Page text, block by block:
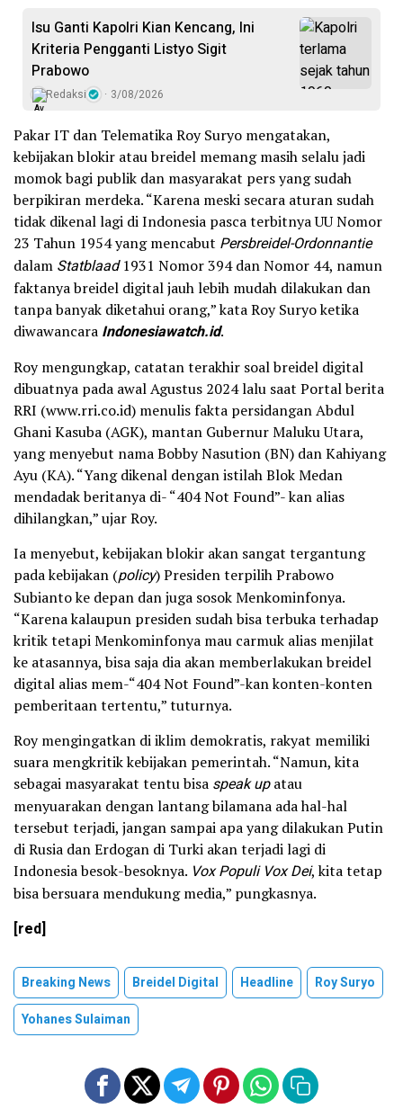
Isu Ganti Kapolri Kian Kencang, Ini
Kriteria Pengganti Listyo Sigit
Prabowo
Redaksi 3/08/2026
Pakar IT dan Telematika Roy Suryo mengatakan,
kebijakan blokir atau breidel memang masih selalu jadi
momok bagi publik dan masyarakat pers yang sudah
berpikiran merdeka. “Karena meski secara aturan sudah
tidak dikenal lagi di Indonesia pasca terbitnya UU Nomor
23 Tahun 1954 yang mencabut Persbreidel-Ordonnantie
dalam Statblaad1931 Nomor 394 dan Nomor 44, namun
faktanya breidel digital jauh lebih mudah dilakukan dan
tanpa banyak diketahui orang,” kata Roy Suryo ketika
diwawancara Indonesiawatch.id.
Roy mengungkap, catatan terakhir soal breidel digital
dibuatnya pada awal Agustus 2024 lalu saat Portal berita
RRI (www.rri.co.id) menulis fakta persidangan Abdul
Ghani Kasuba (AGK), mantan Gubernur Maluku Utara,
yang menyebut nama Bobby Nasution (BN) dan Kahiyang
Ayu (KA). “Yang dikenal dengan istilah Blok Medan
mendadak beritanya di- “404 Not Found”- kan alias
dihilangkan,” ujar Roy.
Ia menyebut, kebijakan blokir akan sangat tergantung
pada kebijakan (policy) Presiden terpilih Prabowo
Subianto ke depan dan juga sosok Menkominfonya.
“Karena kalaupun presiden sudah bisa terbuka terhadap
kritik tetapi Menkominfonya mau carmuk alias menjilat
ke atasannya, bisa saja dia akan memberlakukan breidel
digital alias mem-“404 Not Found”-kan konten-konten
pemberitaan tertentu,” tuturnya.
Roy mengingatkan di iklim demokratis, rakyat memiliki
suara mengkritik kebijakan pemerintah. “Namun, kita
sebagai masyarakat tentu bisa speak upatau
menyuarakan dengan lantang bilamana ada hal-hal
tersebut terjadi, jangan sampai apa yang dilakukan Putin
di Rusia dan Erdogan di Turki akan terjadi lagi di
Indonesia besok-besoknya. Vox Populi Vox Dei, kita tetap
bisa bersuara mendukung media,” pungkasnya.
[red]
Breaking News Breidel Digital Headline
Roy Suryo
Yohanes Sulaiman